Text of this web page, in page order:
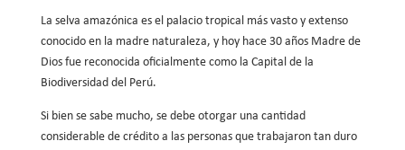
La selva amazónica es el palacio tropical más vasto y extenso
conocido en la madre naturaleza, y hoy hace 30 años Madre de
Dios fue reconocida oficialmente como la Capital de la
Biodiversidad del Perú.
Si bien se sabe mucho, se debe otorgar una cantidad
considerable de crédito a las personas que trabajaron tan duro